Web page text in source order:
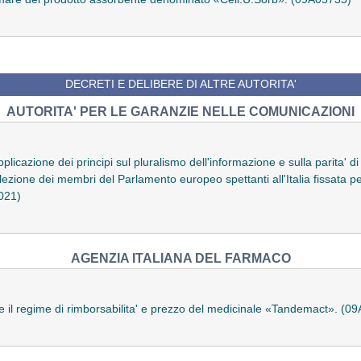
DECRETI E DELIBERE DI ALTRE AUTORITA'
AUTORITA' PER LE GARANZIE NELLE COMUNICAZIONI
dei principi sul pluralismo dell'informazione e sulla parita'
dei membri del Parlamento europeo spettanti all'Italia fissata
AGENZIA ITALIANA DEL FARMACO
il regime di rimborsabilita' e prezzo del medicinale «Tandemact».